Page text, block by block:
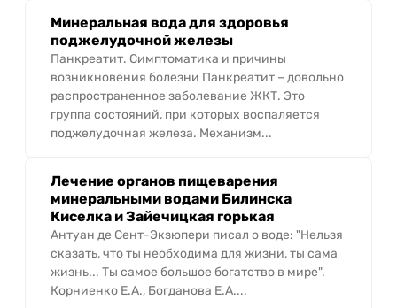
Минеральная вода для здоровья
поджелудочной железы
Панкреатит. Симптоматика и причины
возникновения болезни Панкреатит – довольно
распространенное заболевание ЖКТ. Это
группа состояний, при которых воспаляется
поджелудочная железа. Механизм...
Лечение органов пищеварения
минеральными водами Билинска
Киселка и Зайечицкая горькая
Антуан де Сент-Экзюпери писал о воде: "Нельзя
сказать, что ты необходима для жизни, ты сама
жизнь... Ты самое большое богатство в мире".
Корниенко Е.А., Богданова Е.А....